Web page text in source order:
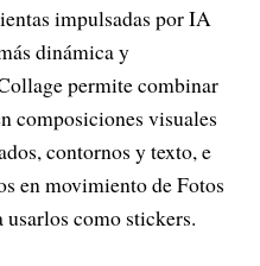
impulsadas por IA
dinámica y
permite combinar
composiciones visuales
contornos y texto, e
en movimiento de Fotos
como stickers.